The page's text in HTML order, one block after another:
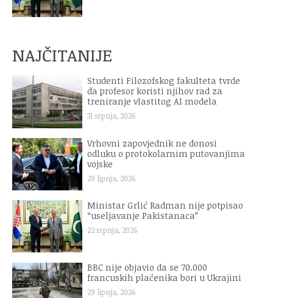
NAJČITANIJE
Studenti Filozofskog fakulteta tvrde
da profesor koristi njihov rad za
treniranje vlastitog AI modela
31 srpnja, 2026
Vrhovni zapovjednik ne donosi
odluku o protokolarnim putovanjima
vojske
29 lipnja, 2026
Ministar Grlić Radman nije potpisao
“useljavanje Pakistanaca”
22 srpnja, 2026
BBC nije objavio da se 70.000
francuskih plaćenika bori u Ukrajini
29 lipnja, 2026